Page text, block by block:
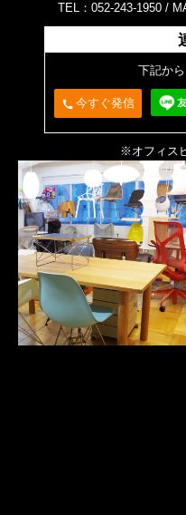
TEL：052-243-1950 /
下記か
call 今すぐ発信
※オフィス